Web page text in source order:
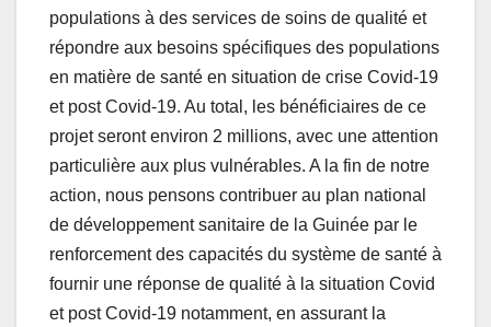
populations à des services de soins de qualité et
répondre aux besoins spécifiques des populations
en matière de santé en situation de crise Covid-19
et post Covid-19. Au total, les bénéficiaires de ce
projet seront environ 2 millions, avec une attention
particulière aux plus vulnérables. A la fin de notre
action, nous pensons contribuer au plan national
de développement sanitaire de la Guinée par le
renforcement des capacités du système de santé à
fournir une réponse de qualité à la situation Covid
et post Covid-19 notamment, en assurant la